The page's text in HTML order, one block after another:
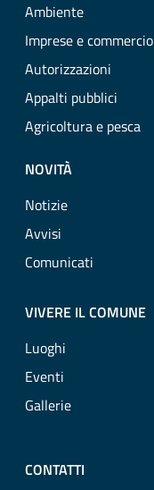
Ambiente
Imprese e commercio
Autorizzazioni
Appalti pubblici
Agricoltura e pesca
NOVITÀ
Notizie
Avvisi
Comunicati
VIVERE IL COMUNE
Luoghi
Eventi
Gallerie
CONTATTI